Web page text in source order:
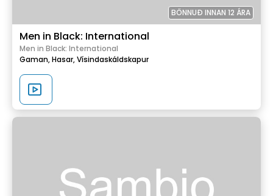
BÖNNUÐ INNAN 12 ÁRA
Men in Black: International
Men in Black: International
Gaman,Hasar,Vísindaskáldskapur